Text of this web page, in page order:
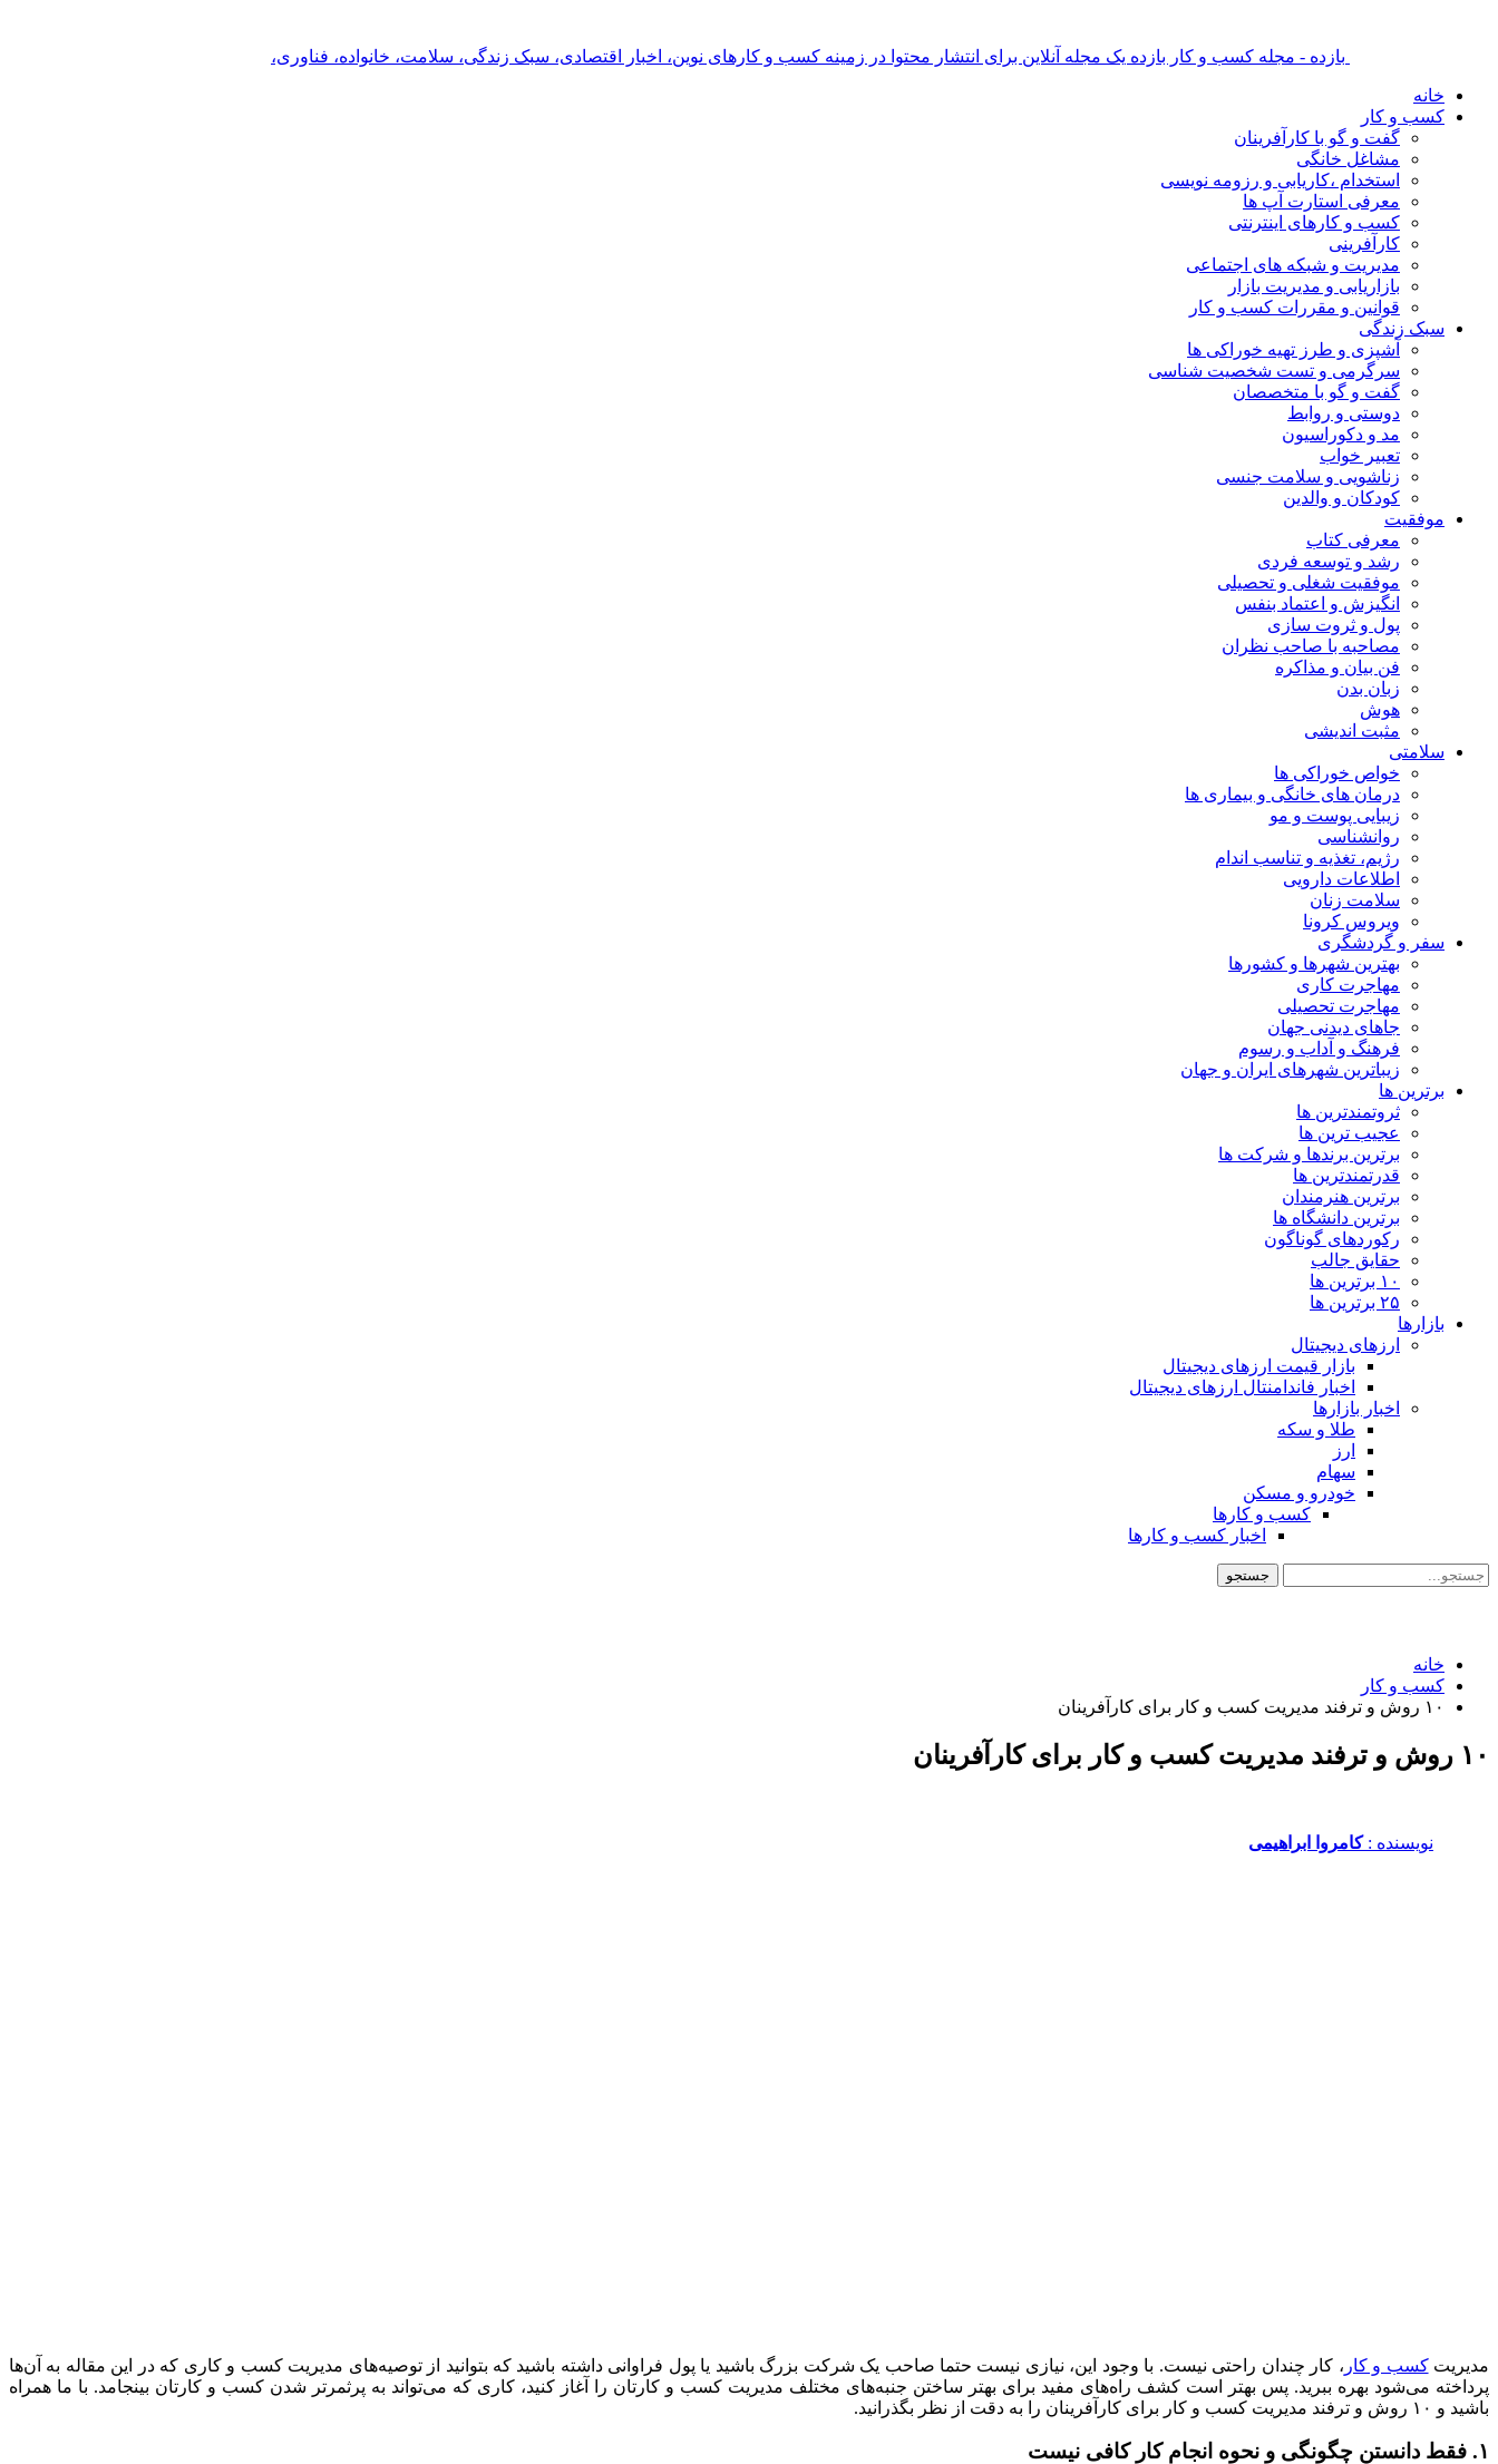
بازده - مجله کسب و کار بازده یک مجله آنلاین برای انتشار محتوا در زمینه کسب و کارهای نوین، اخبار اقتصادی، سبک زندگی، سلامت، خانواده، فناوری،
خانه
کسب و کار
گفت و گو با کارآفرینان
مشاغل خانگی
استخدام ،کاریابی و رزومه نویسی
معرفی استارت آپ ها
کسب و کارهای اینترنتی
کارآفرینی
مدیریت و شبکه های اجتماعی
بازاریابی و مدیریت بازار
قوانین و مقررات کسب و کار
سبک زندگی
آشپزی و طرز تهیه خوراکی ها
سرگرمی و تست شخصیت شناسی
گفت و گو با متخصصان
دوستی و روابط
مد و دکوراسیون
تعبیر خواب
زناشویی و سلامت جنسی
کودکان و والدین
موفقیت
معرفی کتاب
رشد و توسعه فردی
موفقیت شغلی و تحصیلی
انگیزش و اعتماد بنفس
پول و ثروت سازی
مصاحبه با صاحب نظران
فن بیان و مذاکره
زبان بدن
هوش
مثبت اندیشی
سلامتی
خواص خوراکی ها
درمان های خانگی و بیماری ها
زیبایی پوست و مو
روانشناسی
رژیم، تغذیه و تناسب اندام
اطلاعات دارویی
سلامت زنان
ویروس کرونا
سفر و گردشگری
بهترین شهرها و کشورها
مهاجرت کاری
مهاجرت تحصیلی
جاهای دیدنی جهان
فرهنگ و آداب و رسوم
زیباترین شهرهای ایران و جهان
برترین ها
ثروتمندترین ها
عجیب ترین ها
برترین برندها و شرکت ها
قدرتمندترین ها
برترین هنرمندان
برترین دانشگاه ها
رکوردهای گوناگون
حقایق جالب
۱۰ برترین ها
۲۵ برترین ها
بازارها
ارزهای دیجیتال
بازار قیمت ارزهای دیجیتال
اخبار فاندامنتال ارزهای دیجیتال
اخبار بازارها
طلا و سکه
ارز
سهام
خودرو و مسکن
کسب و کارها
اخبار کسب و کارها
خانه
کسب و کار
۱۰ روش و ترفند مدیریت کسب و کار برای کارآفرینان
۱۰ روش و ترفند مدیریت کسب و کار برای کارآفرینان
نویسنده :‌کامروا ابراهیمی
مدیریتکسب و کار ، کار چندان راحتی نیست. با وجود این، نیازی نیست حتما صاحب یک شرکت بزرگ باشید یا پول فراوانی داشته باشید که بتوانید از توصیه‌های مدیریت کسب و کاری که در این مقاله به آن‌ها
پرداخته می‌شود بهره ببرید. پس بهتر است کشف راه‌های مفید برای بهتر ساختن جنبه‌های مختلف مدیریت کسب و کارتان را آغاز کنید، کاری که می‌تواند به پرثمرتر شدن کسب و کارتان بینجامد. با ما همراه
باشید و ۱۰ روش و ترفند مدیریت کسب و کار برای کارآفرینان را به دقت از نظر بگذرانید.
۱. فقط دانستن چگونگی و نحوه انجام کار کافی نیست